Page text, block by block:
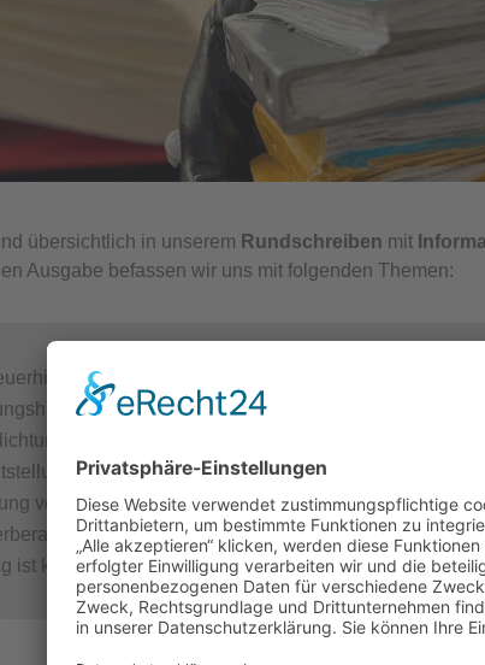
übersichtlich in unserem Rundschreiben mit
Ausgabe befassen wir uns mit folgenden Themen:
beschlossen
für kleine und mittlere Unternehmen
der Corona-Soforthilfe
von Kassenbelegen
von Ausbildungsplätzen
wurde angemessen angepasst
ist keine Spende